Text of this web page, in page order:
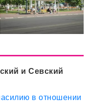
и Севский
в отношении